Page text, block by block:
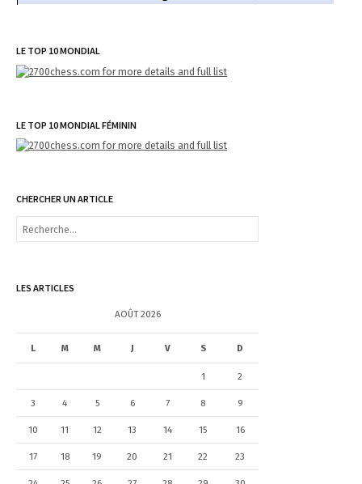
LE TOP 10 MONDIAL
LE TOP 10 MONDIAL FÉMININ
CHERCHER UN ARTICLE
R
r
e
LES ARTICLES
AOÛT 2026
L M M J V S D
1 2
3 4 5 6 7 8 9
10 11 12 13 14 15 16
17 18 19 20 21 22 23